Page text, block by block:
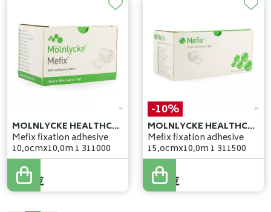
MOLNLYCKE HEALTHCARE
Mefix fixation adhesive
10,ocmx10,0m 1 311000
7,37 €
-10%
MOLNLYCKE HEALTHCARE
Mefix fixation adhesive
15,ocmx10,0m 1 311500
10,54
9,49 €